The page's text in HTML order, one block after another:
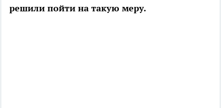
решили пойти на такую меру.